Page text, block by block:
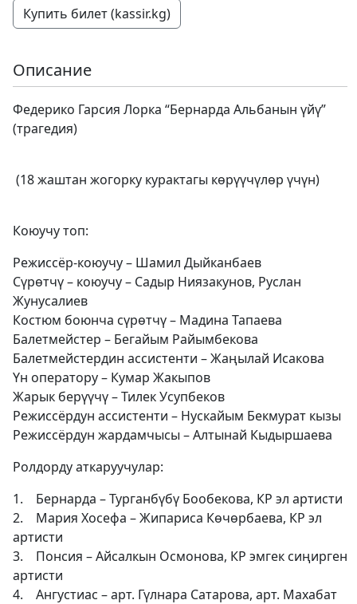
Купить билет (kassir.kg)
Описание
Федерико Гарсия Лорка “Бернарда Альбанын үйү”
(трагедия)
(18 жаштан жогорку курактагы көрүүчүлөр үчүн)
Коюучу топ:
Режиссёр-коюучу – Шамил Дыйканбаев
Сүрөтчү – коюучу – Садыр Ниязакунов, Руслан
Жунусалиев
Костюм боюнча сүрөтчү – Мадина Тапаева
Балетмейстер – Бегайым Райымбекова
Балетмейстердин ассистенти – Жаңылай Исакова
Үн оператору – Кумар Жакыпов
Жарык берүүчү – Тилек Усупбеков
Режиссёрдун ассистенти – Нускайым Бекмурат кызы
Режиссёрдун жардамчысы – Алтынай Кыдыршаева
Ролдорду аткаруучулар:
1. Бернарда – Турганбүбү Бообекова, КР эл артисти
2. Мария Хосефа – Жипариса Көчөрбаева, КР эл
артисти
3. Понсия – Айсалкын Осмонова, КР эмгек сиңирген
артисти
4. Ангустиас – арт. Гүлнара Сатарова, арт. Махабат